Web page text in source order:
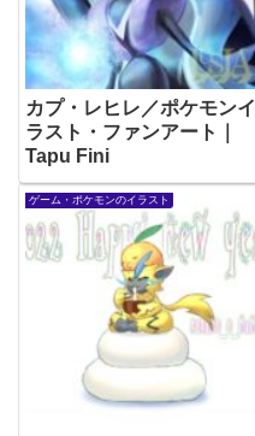
カプ・レヒレ／ポケモンイ
ラスト・ファンアート｜
Tapu Fini
ゲーム・ポケモンのイラスト